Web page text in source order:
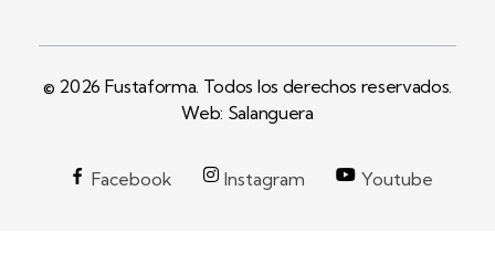
© 2026 Fustaforma. Todos los derechos reservados.
Web: Salanguera
Facebook Instagram Youtube